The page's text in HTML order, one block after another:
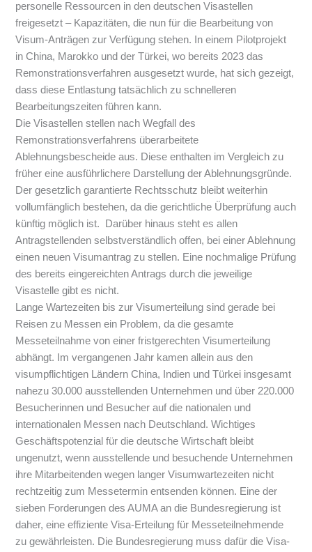
personelle Ressourcen in den deutschen Visastellen
freigesetzt – Kapazitäten, die nun für die Bearbeitung von
Visum-Anträgen zur Verfügung stehen. In einem Pilotprojekt
in China, Marokko und der Türkei, wo bereits 2023 das
Remonstrationsverfahren ausgesetzt wurde, hat sich gezeigt,
dass diese Entlastung tatsächlich zu schnelleren
Bearbeitungszeiten führen kann.
Die Visastellen stellen nach Wegfall des
Remonstrationsverfahrens überarbeitete
Ablehnungsbescheide aus. Diese enthalten im Vergleich zu
früher eine ausführlichere Darstellung der Ablehnungsgründe.
Der gesetzlich garantierte Rechtsschutz bleibt weiterhin
vollumfänglich bestehen, da die gerichtliche Überprüfung auch
künftig möglich ist. Darüber hinaus steht es allen
Antragstellenden selbstverständlich offen, bei einer Ablehnung
einen neuen Visumantrag zu stellen. Eine nochmalige Prüfung
des bereits eingereichten Antrags durch die jeweilige
Visastelle gibt es nicht.
Lange Wartezeiten bis zur Visumerteilung sind gerade bei
Reisen zu Messen ein Problem, da die gesamte
Messeteilnahme von einer fristgerechten Visumerteilung
abhängt. Im vergangenen Jahr kamen allein aus den
visumpflichtigen Ländern China, Indien und Türkei insgesamt
nahezu 30.000 ausstellenden Unternehmen und über 220.000
Besucherinnen und Besucher auf die nationalen und
internationalen Messen nach Deutschland. Wichtiges
Geschäftspotenzial für die deutsche Wirtschaft bleibt
ungenutzt, wenn ausstellende und besuchende Unternehmen
ihre Mitarbeitenden wegen langer Visumwartezeiten nicht
rechtzeitig zum Messetermin entsenden können. Eine der
sieben Forderungen des AUMA an die Bundesregierung ist
daher, eine effiziente Visa-Erteilung für Messeteilnehmende
zu gewährleisten. Die Bundesregierung muss dafür die Visa-